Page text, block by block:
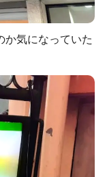
か気になっていた